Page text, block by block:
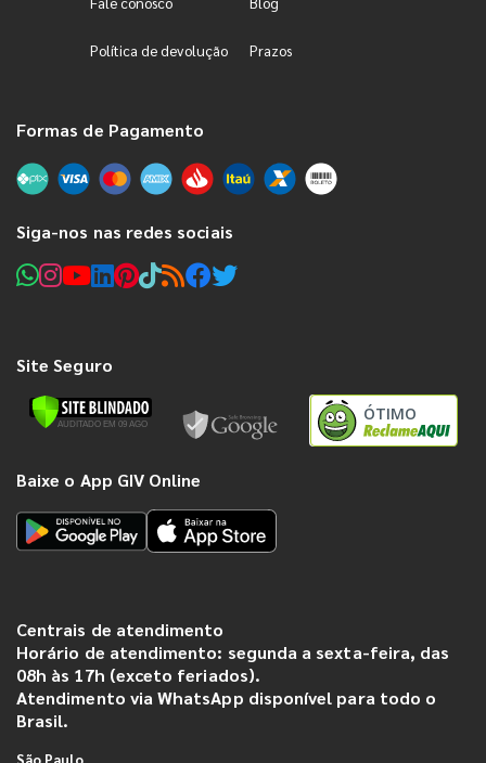
Política de devolução Prazos
Formas de Pagamento
Siga-nos nas redes sociais
Site Seguro
ÓTIMO
Baixe o App GIV Online
Centrais de atendimento
Horário de atendimento: segunda a sexta-feira, das
08h às 17h (exceto feriados).
Atendimento via WhatsApp disponível para todo o
Brasil.